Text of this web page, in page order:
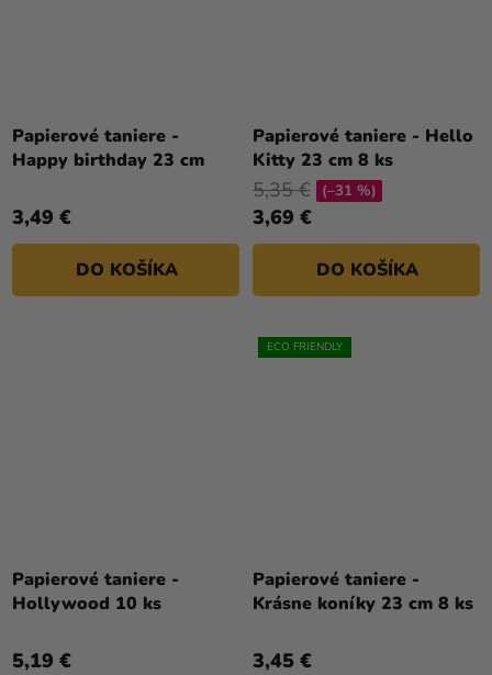
Papierové taniere -
Happy birthday 23 cm
3,49 €
DO KOŠÍKA
Papierové taniere - Hello
Kitty 23 cm 8 ks
3,69 €
5,35 € (–31 %)
DO KOŠÍKA
Papierové taniere -
Hollywood 10 ks
5,19 €
ECO FRIENDLY
Papierové taniere -
Krásne koníky 23 cm 8 ks
3,45 €